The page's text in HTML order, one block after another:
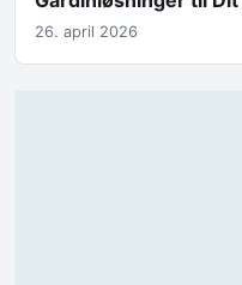
26. april 2026